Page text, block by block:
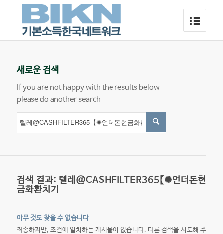
새로운 검색
If you are not happy with the results below
please do another search
검색 결과: 텔레@CASHFILTER365【✺언더돈현
금화환치기
아무 것도 찾을 수 없습니다
죄송하지만, 조건에 일치하는 게시물이 없습니다. 다른 검색을 시도해 주